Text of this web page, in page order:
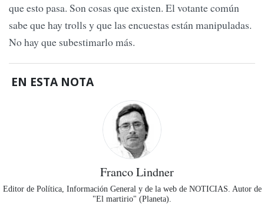
que esto pasa. Son cosas que existen. El votante común
sabe que hay trolls y que las encuestas están manipuladas.
No hay que subestimarlo más.
EN ESTA NOTA
Franco Lindner
Editor de Política, Información General y de la web de NOTICIAS. Autor de
"El martirio" (Planeta).